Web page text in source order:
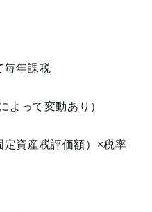
毎年課税
よって変動あり）
定資産税評価額）×税率